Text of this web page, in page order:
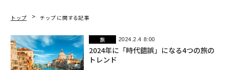
トップ チップ に関する記事
旅 2024.2.4 8:00
2024年に「時代錯誤」になる4つの旅の
トレンド